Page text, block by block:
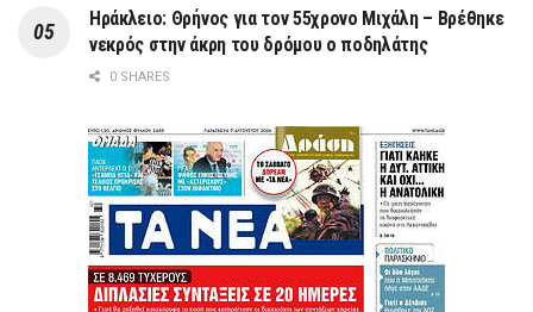
Ηράκλειο: Θρήνος για τον 55χρονο Μιχάλη – Βρέθηκε
νεκρός στην άκρη του δρόμου ο ποδηλάτης
0 SHARES